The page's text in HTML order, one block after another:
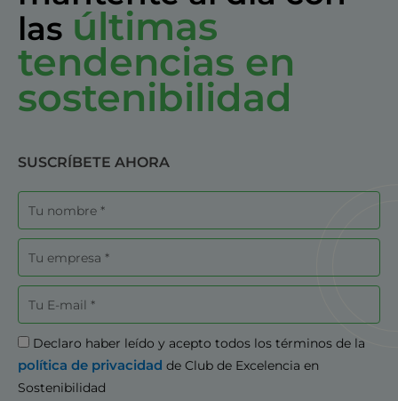
las últimas
tendencias en
sostenibilidad
SUSCRÍBETE AHORA
electrónico
Aceptación
Declaro haber leído y acepto todos los términos de la
política de privacidad de Club de Excelencia en
Sostenibilidad